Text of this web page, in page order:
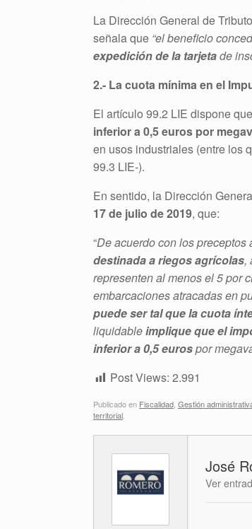
La Dirección General de
señala que “el beneficio
expedición de la tarjetade
2.- La cuota mínima en el
El artículo 99.2 LIE dispone
inferior a 0,5 euros por
en usos industriales (entre los
99.3 LIE-).
En sentido, la Dirección
17 de julio de 2019, que:
“De acuerdo con los preceptos
destinada a riegos agrícolas,
representen al menos el 5 por
embarcaciones atracadas en
puede ser tal que la cuota
liquidableimplique que el
inferior a 0,5 eurospor
Post Views: 2.991
Publicado en Fiscalidad Gestión
territorial
José
Ver